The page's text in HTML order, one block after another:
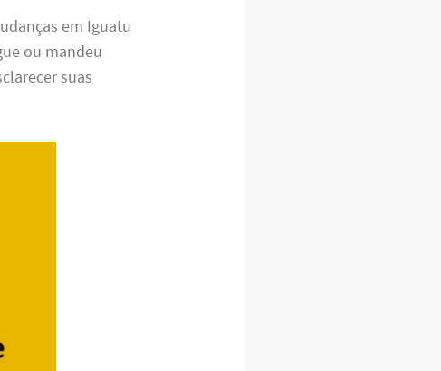
em Iguatu
ou mandeu
suas